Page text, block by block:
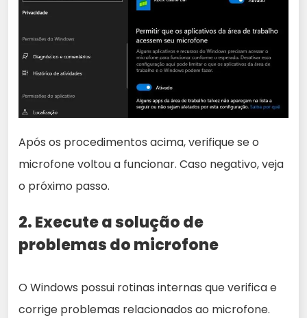
Após os procedimentos acima, verifique se o
microfone voltou a funcionar. Caso negativo, veja
o próximo passo.
2. Execute a solução de
problemas do microfone
O Windows possui rotinas internas que verifica e
corrige problemas relacionados ao microfone.